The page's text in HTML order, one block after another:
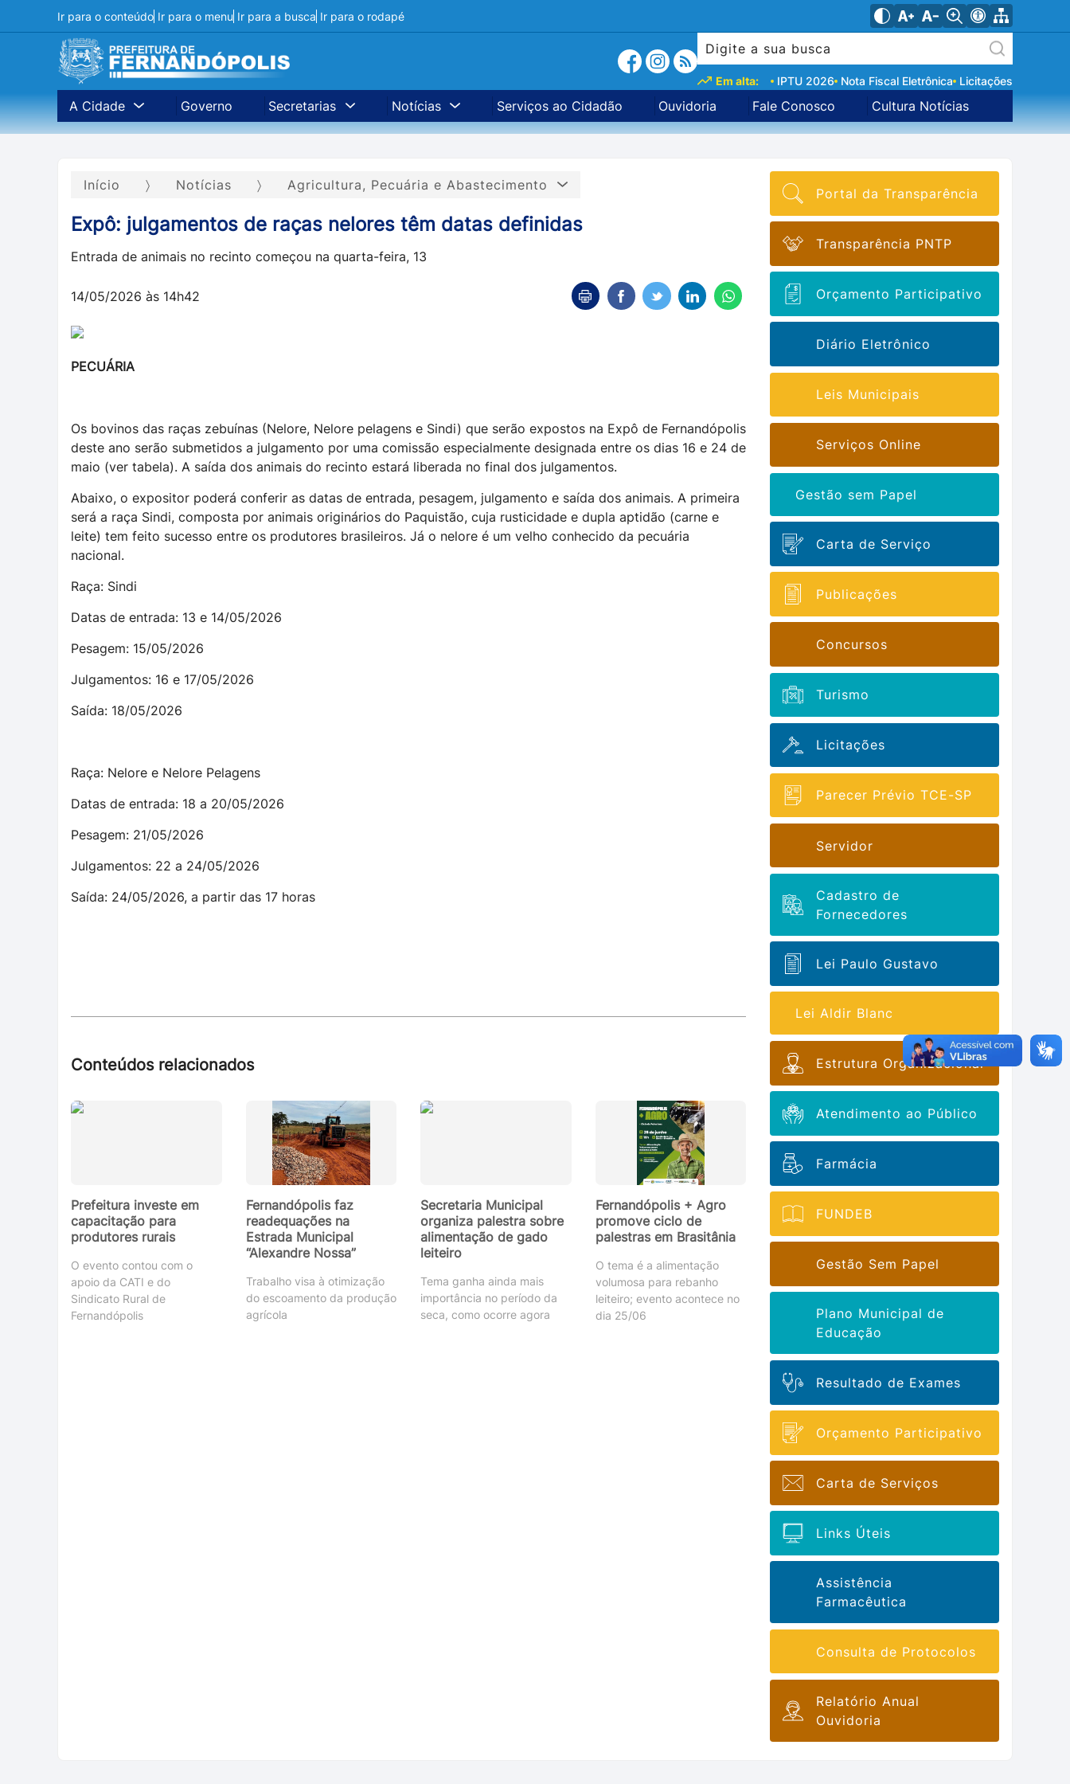
Ir para o conteúdo Ir para o menu Ir para a busca Ir para o rodapé
Em alta: IPTU 2026 Nota Fiscal Eletrônica Licitações
A Cidade Governo Secretarias Notícias Serviços ao Cidadão Ouvidoria Fale Conosco Cultura Notícias
Início Notícias Agricultura, Pecuária e Abastecimento
Expô: julgamentos de raças nelores têm datas definidas
Entrada de animais no recinto começou na quarta-feira, 13
14/05/2026 às 14h42
PECUÁRIA
Os bovinos das raças zebuínas (Nelore, Nelore pelagens e Sindi) que serão expostos na Expô de Fernandópolis
deste ano serão submetidos a julgamento por uma comissão especialmente designada entre os dias 16 e 24 de
maio (ver tabela). A saída dos animais do recinto estará liberada no final dos julgamentos.
Abaixo, o expositor poderá conferir as datas de entrada, pesagem, julgamento e saída dos animais. A primeira
será a raça Sindi, composta por animais originários do Paquistão, cuja rusticidade e dupla aptidão (carne e
leite) tem feito sucesso entre os produtores brasileiros. Já o nelore é um velho conhecido da pecuária
nacional.
Raça: Sindi
Datas de entrada: 13 e 14/05/2026
Pesagem: 15/05/2026
Julgamentos: 16 e 17/05/2026
Saída: 18/05/2026
Raça: Nelore e Nelore Pelagens
Datas de entrada: 18 a 20/05/2026
Pesagem: 21/05/2026
Julgamentos: 22 a 24/05/2026
Saída: 24/05/2026, a partir das 17 horas
Conteúdos relacionados
Prefeitura investe em
capacitação para
produtores rurais
O evento contou com o
apoio da CATI e do
Sindicato Rural de
Fernandópolis
Fernandópolis faz
readequações na
Estrada Municipal
“Alexandre Nossa”
Trabalho visa à otimização
do escoamento da produção
agrícola
Secretaria Municipal
organiza palestra sobre
alimentação de gado
leiteiro
Tema ganha ainda mais
importância no período da
seca, como ocorre agora
Fernandópolis + Agro
promove ciclo de
palestras em Brasitânia
O tema é a alimentação
volumosa para rebanho
leiteiro; evento acontece no
dia 25/06
Portal da Transparência
Transparência PNTP
Orçamento Participativo
Diário Eletrônico
Leis Municipais
Serviços Online
Gestão sem Papel
Carta de Serviço
Publicações
Concursos
Turismo
Licitações
Parecer Prévio TCE-SP
Servidor
Cadastro de
Fornecedores
Lei Paulo Gustavo
Lei Aldir Blanc
Estrutura Organizacional
Atendimento ao Público
Farmácia
FUNDEB
Gestão Sem Papel
Plano Municipal de
Educação
Resultado de Exames
Orçamento Participativo
Carta de Serviços
Links Úteis
Assistência
Farmacêutica
Consulta de Protocolos
Relatório Anual
Ouvidoria